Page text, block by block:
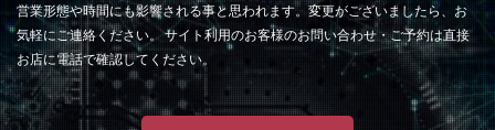
営業形態や時間にも影響される事と思われます。変更がございましたら、お
気軽にご連絡ください。 サイト利用のお客様のお問い合わせ・ご予約は直接
お店に電話で確認してください。